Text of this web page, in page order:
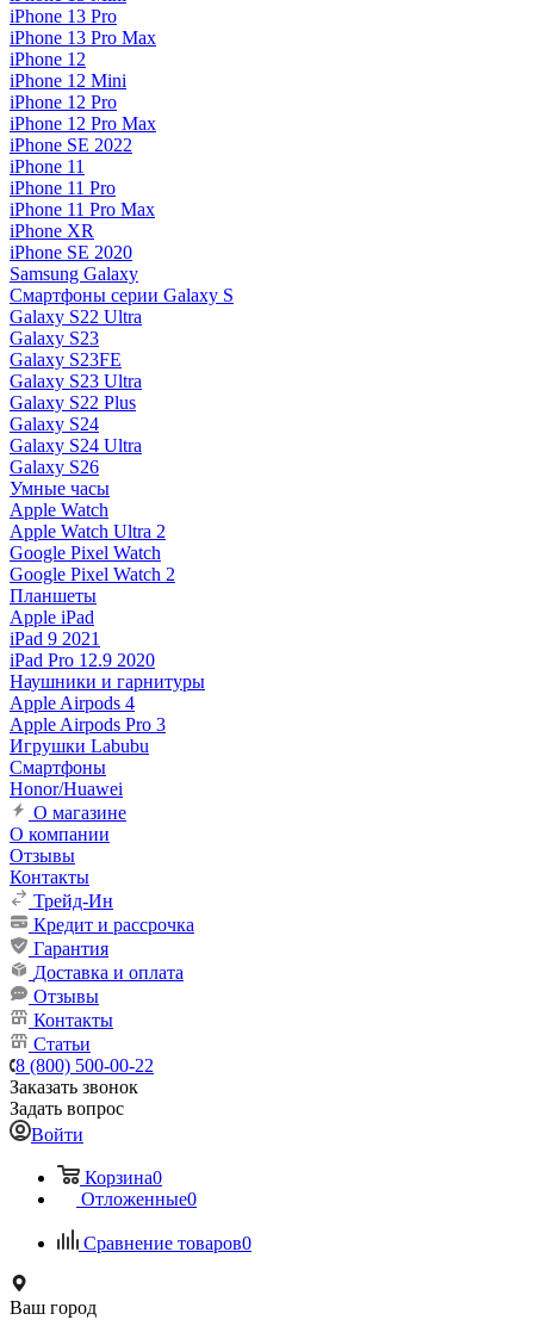
iPhone 13 Pro
iPhone 13 Pro Max
iPhone 12
iPhone 12 Mini
iPhone 12 Pro
iPhone 12 Pro Max
iPhone SE 2022
iPhone 11
iPhone 11 Pro
iPhone 11 Pro Max
iPhone XR
iPhone SE 2020
Samsung Galaxy
Смартфоны серии Galaxy S
Galaxy S22 Ultra
Galaxy S23
Galaxy S23FE
Galaxy S23 Ultra
Galaxy S22 Plus
Galaxy S24
Galaxy S24 Ultra
Galaxy S26
Умные часы
Apple Watch
Apple Watch Ultra 2
Google Pixel Watch
Google Pixel Watch 2
Планшеты
Apple iPad
iPad 9 2021
iPad Pro 12.9 2020
Наушники и гарнитуры
Apple Airpods 4
Apple Airpods Pro 3
Игрушки Labubu
Смартфоны
Honor/Huawei
О магазине
О компании
Отзывы
Контакты
Трейд-Ин
Кредит и рассрочка
Гарантия
Доставка и оплата
Отзывы
Контакты
Статьи
8 (800) 500-00-22
Заказать звонок
Задать вопрос
Войти
Корзина0
Отложенные0
Сравнение товаров0
Ваш город